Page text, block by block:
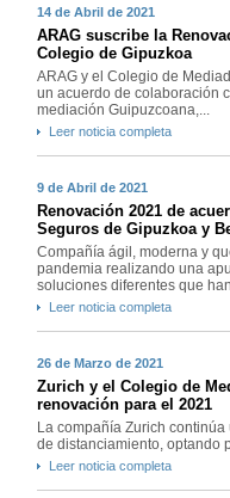
14 de Abril de 2021
ARAG suscribe la
Colegio de Gipuzkoa
ARAG y el Colegio de
un acuerdo de colaboración
mediación Guipuzcoana,...
Leer noticia completa
9 de Abril de 2021
Renovación 2021 de
Seguros de Gipuzkoa y
Compañía ágil, moderna y
pandemia realizando una
soluciones diferentes que
Leer noticia completa
26 de Marzo de 2021
Zurich y el Colegio de
renovación para el 2021
La compañía Zurich
de distanciamiento, optando
Leer noticia completa